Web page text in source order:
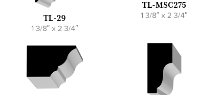
TL-29
1 3/8″ x 2 3/4″
TL-MSC275
1 3/8″ x 2 3/4″